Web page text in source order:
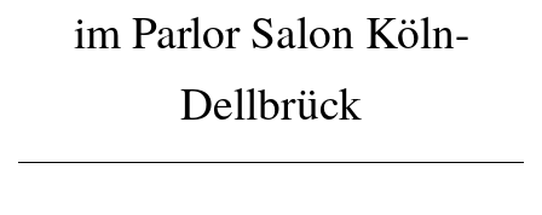
im Parlor Salon Köln-
Dellbrück